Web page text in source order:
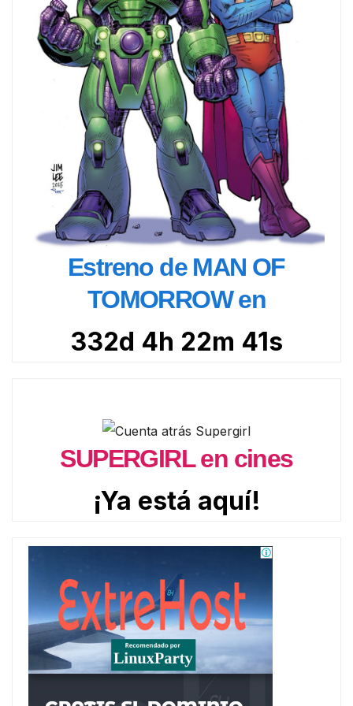
Estreno de MAN OF
TOMORROW en
332d 4h 22m 39s
SUPERGIRL en cines
¡Ya está aquí!